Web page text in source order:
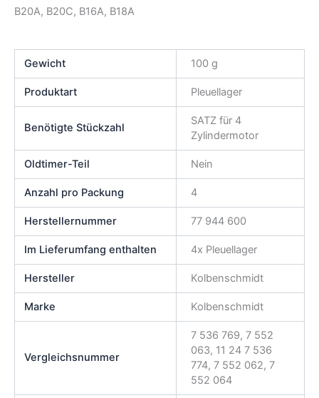
B20A, B20C, B16A, B18A
Gewicht 100 g
Produktart Pleuellager
Benötigte Stückzahl
SATZ für 4
Zylindermotor
Oldtimer-Teil Nein
Anzahl pro Packung 4
Herstellernummer 77 944 600
Im Lieferumfang enthalten 4x Pleuellager
Hersteller Kolbenschmidt
Marke Kolbenschmidt
Vergleichsnummer
7 536 769, 7 552
063, 11 24 7 536
774, 7 552 062, 7
552 064